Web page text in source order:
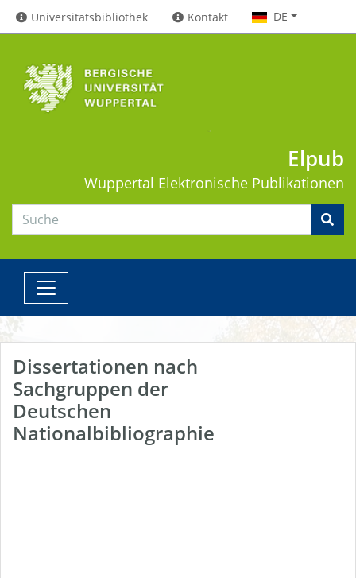
Universitätsbibliothek Kontakt DE
Elpub
Wuppertal Elektronische Publikationen
Dissertationen nach
Sachgruppen der
Deutschen
Nationalbibliographie